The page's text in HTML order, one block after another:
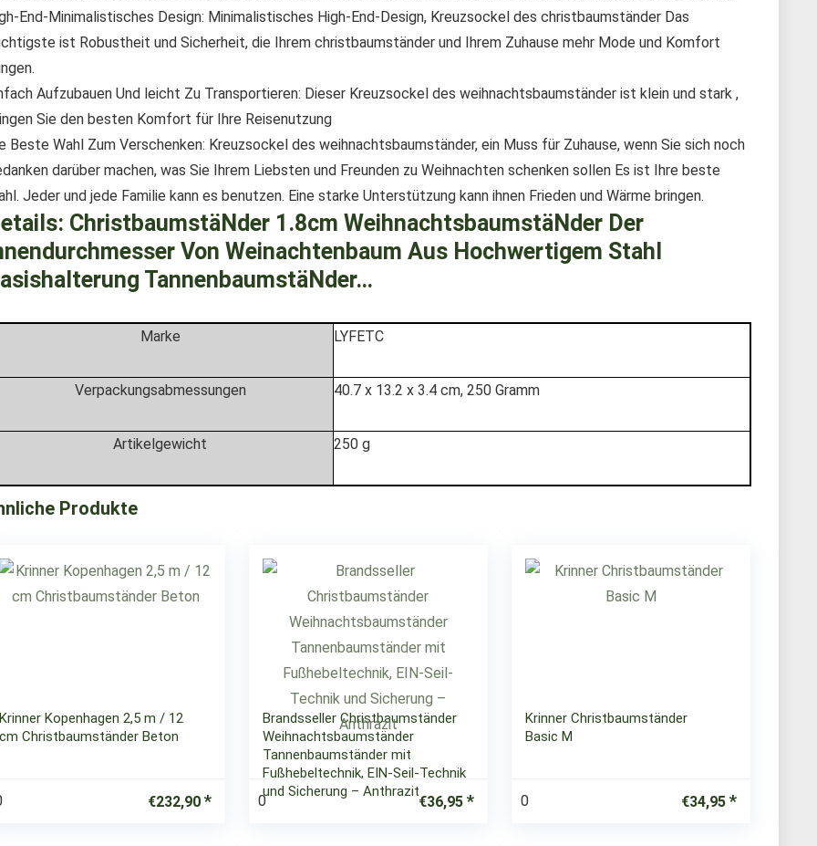
End-Minimalistisches Design: Minimalistisches High-End-Design, Kreuzsockel des christbaumständer Das
ist Robustheit und Sicherheit, die Ihrem christbaumständer und Ihrem Zuhause mehr Mode und Komfort
Aufzubauen Und leicht Zu Transportieren: Dieser Kreuzsockel des weihnachtsbaumständer ist klein und stark ,
Sie den besten Komfort für Ihre Reisenutzung
Beste Wahl Zum Verschenken: Kreuzsockel des weihnachtsbaumständer, ein Muss für Zuhause, wenn Sie sich noch
darüber machen, was Sie Ihrem Liebsten und Freunden zu Weihnachten schenken sollen Es ist Ihre beste
Jeder und jede Familie kann es benutzen. Eine starke Unterstützung kann ihnen Frieden und Wärme bringen.
ChristbaumstäNder 1.8cm WeihnachtsbaumstäNder Der
Von Weinachtenbaum Aus Hochwertigem Stahl
TannenbaumstäNder…
Marke ‎LYFETC
Verpackungsabmessungen ‎40.7 x 13.2 x 3.4 cm, 250 Gramm
Artikelgewicht ‎250 g
Produkte
Krinner Kopenhagen 2,5 m / 12
cm Christbaumständer Beton
€232,90
Brandsseller Christbaumständer
Weihnachtsbaumständer
Tannenbaumständer mit
Fußhebeltechnik, EIN-Seil-Technik
und Sicherung – Anthrazit
0 €36,95
Krinner Christbaumständer
Basic M
0 €34,95